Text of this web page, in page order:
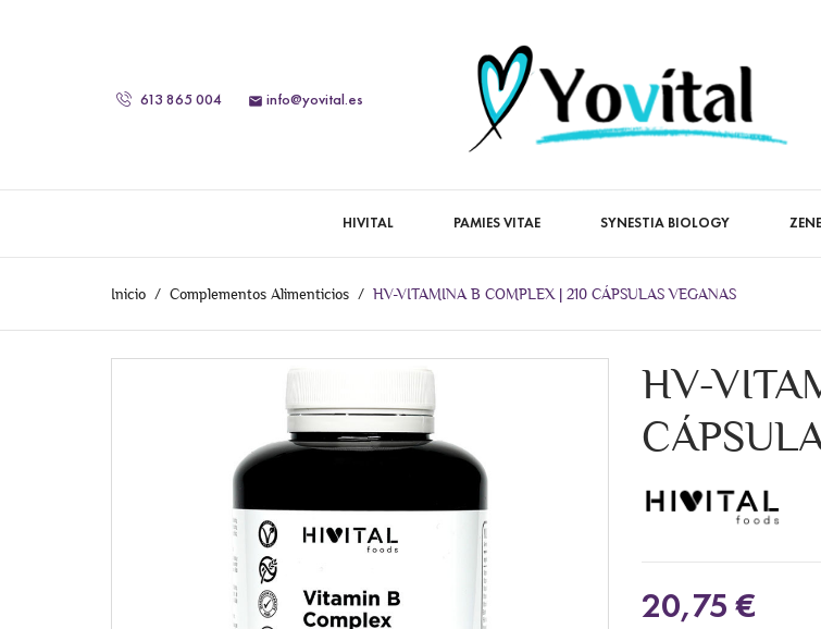
613 865 004  info@yovital.es
HIVITAL PAMIES VITAE SYNESTIA BIOLOGY
Inicio Complementos Alimenticios HV-VITAMINA B COMPLEX | 210 CÁPSULAS VEGANAS
HV-
20,75 €